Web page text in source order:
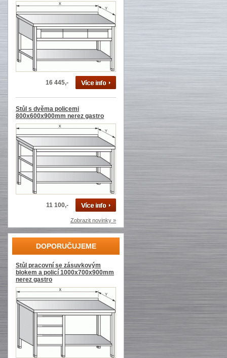
16 445,-
Stůl s dvěma policemi
800x600x900mm nerez gastro
11 100,-
Zobrazit novinky »
DOPORUČUJEME
Stůl pracovní se zásuvkovým
blokem a policí 1000x700x900mm
nerez gastro